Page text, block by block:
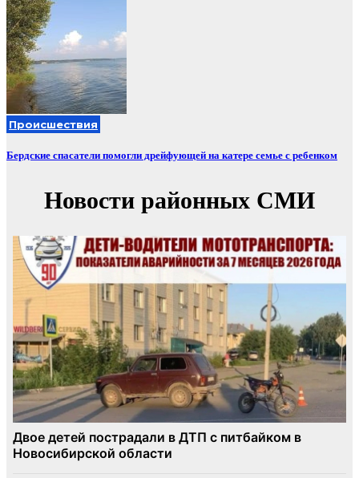
Происшествия
Бердские спасатели помогли дрейфующей на катере семье с ребенком